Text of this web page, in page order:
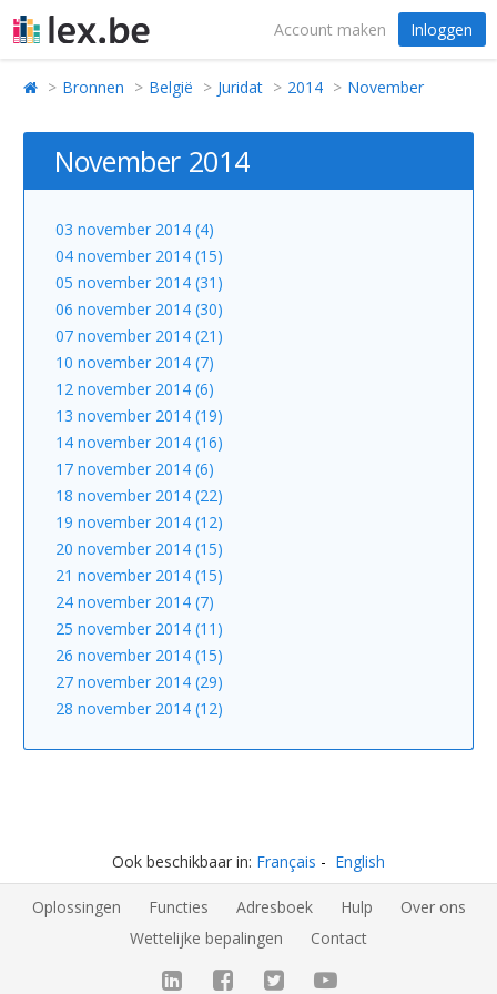
Account maken Inloggen
Bronnen België Juridat 2014 November
November 2014
03 november 2014 (4)
04 november 2014 (15)
05 november 2014 (31)
06 november 2014 (30)
07 november 2014 (21)
10 november 2014 (7)
12 november 2014 (6)
13 november 2014 (19)
14 november 2014 (16)
17 november 2014 (6)
18 november 2014 (22)
19 november 2014 (12)
20 november 2014 (15)
21 november 2014 (15)
24 november 2014 (7)
25 november 2014 (11)
26 november 2014 (15)
27 november 2014 (29)
28 november 2014 (12)
Ook beschikbaar in: Français English
Oplossingen Functies Adresboek Hulp
Over ons
Wettelijke bepalingen
Contact